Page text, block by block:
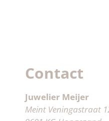
Contact
Juwelier Meijer
Meint Veningastraat